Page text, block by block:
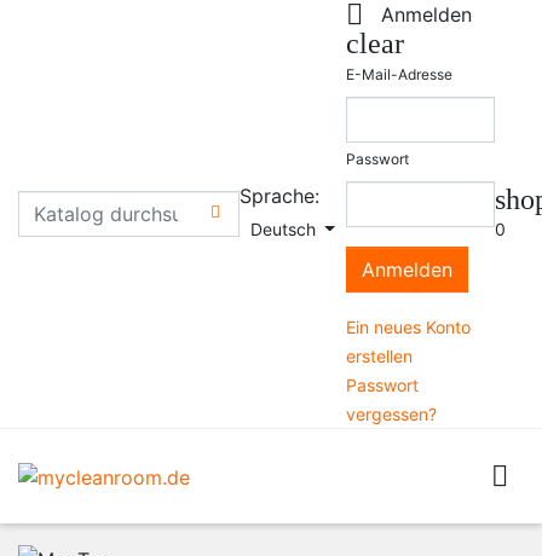

Sprache:
Deutsch
 Anmelden
clear
E-Mail-Adresse
Passwort
Anmelden
Ein neues Konto
erstellen
Passwort
vergessen?
0
